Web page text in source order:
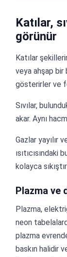
Katılar,
görünür
Katılar
veya ahşap bir
gösterirler ve
Sıvılar,
akar. Aynı
Gazlar yayılır
kolayca
Plazma ve
Plazma,
neon
plazma
baskın halidir